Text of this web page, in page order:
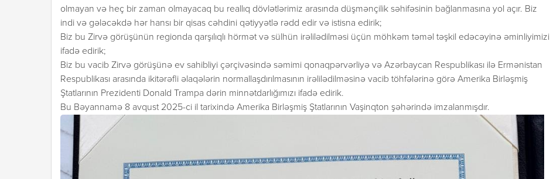
olmayan və heç bir zaman olmayacaq bu reallıq dövlətlərimiz arasında düşmənçilik səhifəsinin bağlanmasına yol açır. Biz
indi və gələcəkdə hər hansı bir qisas cəhdini qətiyyətlə rədd edir və istisna edirik;
Biz bu Zirvə görüşünün regionda qarşılıqlı hörmət və sülhün irəlilədilməsi üçün möhkəm təməl təşkil edəcəyinə əminliyimizi
ifadə edirik;
Biz bu vacib Zirvə görüşünə ev sahibliyi çərçivəsində səmimi qonaqpərvərliyə və Azərbaycan Respublikası ilə Ermənistan
Respublikası arasında ikitərəfli əlaqələrin normallaşdırılmasının irəlilədilməsinə vacib töhfələrinə görə Amerika Birləşmiş
Ştatlarının Prezidenti Donald Trampa dərin minnətdarlığımızı ifadə edirik.
Bu Bəyannamə 8 avqust 2025-ci il tarixində Amerika Birləşmiş Ştatlarının Vaşinqton şəhərində imzalanmışdır.